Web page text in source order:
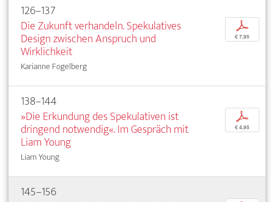
126–137
Die Zukunft verhandeln. Spekulatives
Design zwischen Anspruch und
Wirklichkeit
Karianne Fogelberg
p
€ 7,95
138–144
»Die Erkundung des Spekulativen ist
dringend notwendig«. Im Gespräch mit
Liam Young
Liam Young
p
€ 4,95
145–156